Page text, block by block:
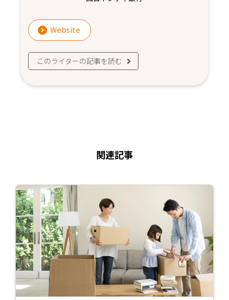
Website
このライターの記事を読む
関連記事
続
き
を
読
む
>